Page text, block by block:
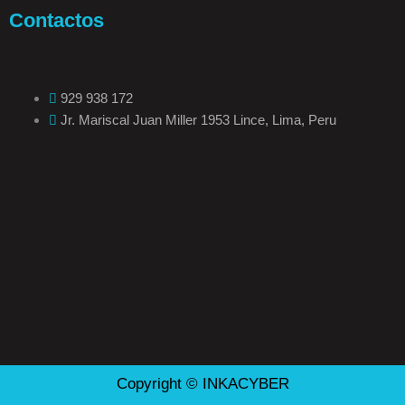
Contactos
929 938 172
Jr. Mariscal Juan Miller 1953 Lince, Lima, Peru
Copyright © INKACYBER